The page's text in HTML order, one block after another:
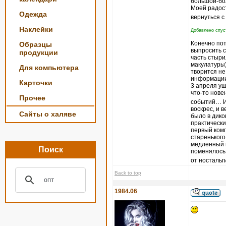
Одежда
Наклейки
Образцы
продукции
Для компьютера
Карточки
Прочее
Сайты о халяве
Поиск
Моей
вернуться
Добавлено
Конечно
выпросить
часть
творится
3 апреля
что-то
событий… И
воскрес, и
было в
первый
медленный
от
Back to top
1984.06